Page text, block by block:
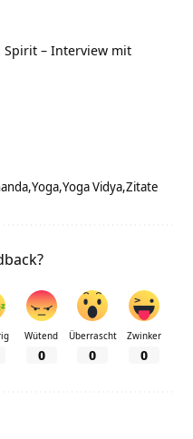
Spirit – Interview mit
Yoga Yoga Vidya Zitate
Wütend
0
Überrascht
0
Zwinker
0